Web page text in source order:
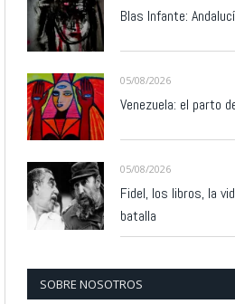
Blas Infante:
05/08/2026
Venezuela: el parto
05/08/2026
Fidel, los libros, la
batalla
SOBRE NOSOTROS